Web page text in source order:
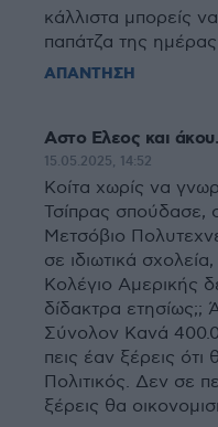
κάλλιστα μπορείς
παπάτζα της ημέρας
ΑΠΑΝΤΗΣΗ
Αστο Ελεος και άκου.
15.05.2025, 14:52
Κοίτα χωρίς να
Τσίπρας σπούδασε,
Μετσόβιο
σε ιδιωτικά
Κολέγιο Αμερικής
δίδακτρα ετησίως;;
Σύνολον Κανά
πεις έαν ξέρεις
Πολιτικός. Δεν σε
ξέρεις θα